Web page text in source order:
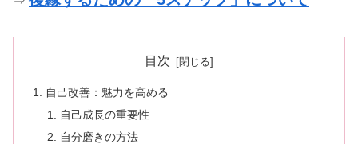
目次
自己改善：魅力を高める
自己成長の重要性
自分磨きの方法